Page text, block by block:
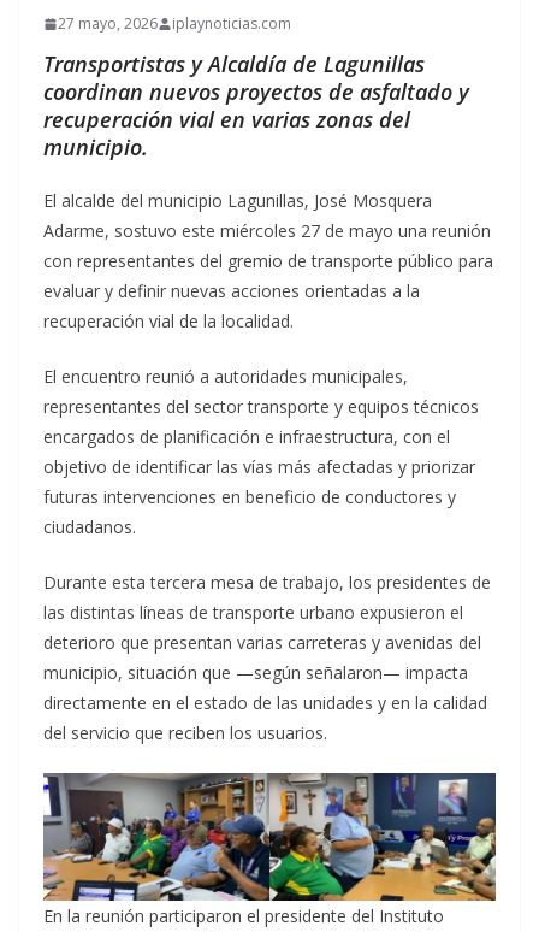
27 mayo, 2026 iplaynoticias.com
Transportistas y Alcaldía de Lagunillas
coordinan nuevos proyectos de asfaltado y
recuperación vial en varias zonas del
municipio.
El alcalde del municipio Lagunillas, José Mosquera
Adarme, sostuvo este miércoles 27 de mayo una reunión
con representantes del gremio de transporte público para
evaluar y definir nuevas acciones orientadas a la
recuperación vial de la localidad.
El encuentro reunió a autoridades municipales,
representantes del sector transporte y equipos técnicos
encargados de planificación e infraestructura, con el
objetivo de identificar las vías más afectadas y priorizar
futuras intervenciones en beneficio de conductores y
ciudadanos.
Durante esta tercera mesa de trabajo, los presidentes de
las distintas líneas de transporte urbano expusieron el
deterioro que presentan varias carreteras y avenidas del
municipio, situación que —según señalaron— impacta
directamente en el estado de las unidades y en la calidad
del servicio que reciben los usuarios.
En la reunión participaron el presidente del Instituto